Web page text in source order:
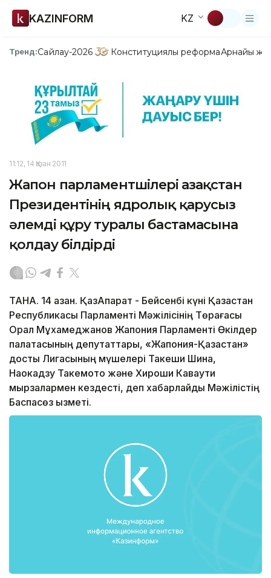
KAZINFORM KZ
Тренд:Сайлау-2026 Конституциялық реформаАрнайы
11:12, 14 Қазан 2011
Жапон парламентшілері Қазақстан
Президентінің ядролық қарусыз
әлемді құру туралы бастамасына
қолдау білдірді
ТАНА. 14 қазан. ҚазАқпарат - Бейсенбі күні Қазақстан
Республикасы Парламенті Мәжілісінің Төрағасы
Орал Мұхамеджанов Жапония Парламенті Өкілдер
палатасының депутаттары, «Жапония-Қазақстан»
достық Лигасының мүшелері Такеши Шина,
Наокадзу Такемото және Хироши Каваути
мырзалармен кездесті, деп хабарлайды Мәжілістің
Баспасөз қызметі.